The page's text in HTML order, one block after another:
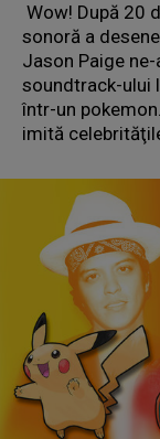
Wow! După 20
sonoră a
Jason Paige
soundtrack-ului
într-un
imită